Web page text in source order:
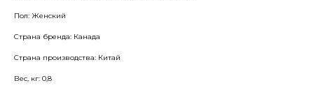
Пол: Женский
Страна бренда: Канада
Страна производства: Китай
Вес, кг: 0,8